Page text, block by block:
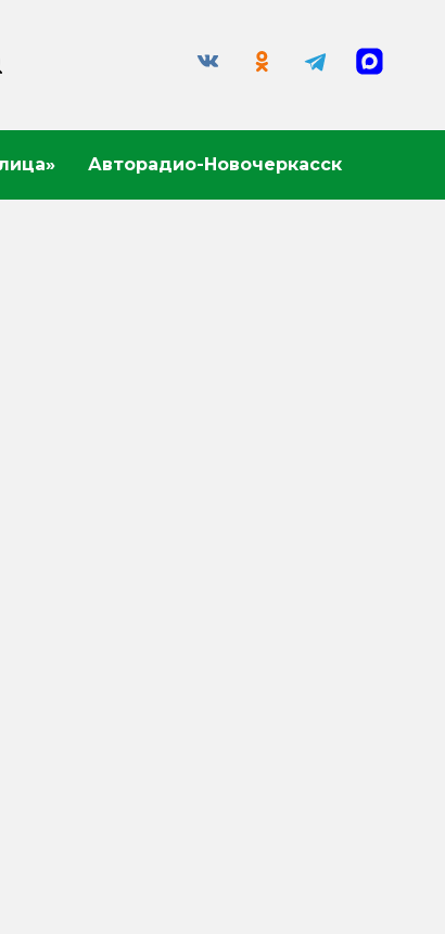
Авторадио-Новочеркасск